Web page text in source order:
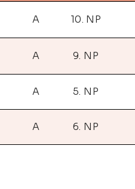
A 10. NP
A 9. NP
A 5. NP
A 6. NP